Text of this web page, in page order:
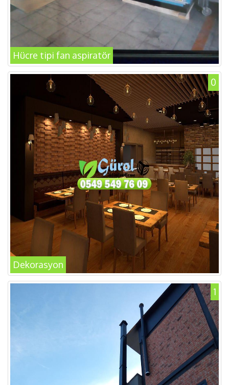
Hücre tipi fan aspiratör
0
Dekorasyon
1